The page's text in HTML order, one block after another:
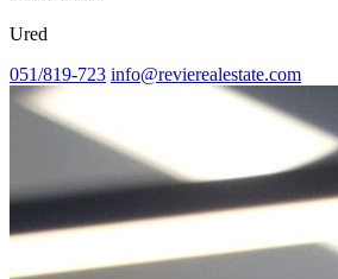
Ured
051/819-723 info@revierealestate.com